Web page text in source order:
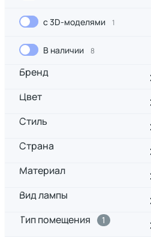
с 3D-моделями 1
В наличии 8
Бренд
Цвет
Стиль
Страна
Материал
Вид лампы
Тип помещения
1